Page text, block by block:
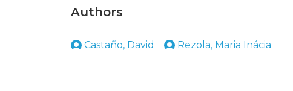
Authors
Castaño, David Rezola, Maria Inácia